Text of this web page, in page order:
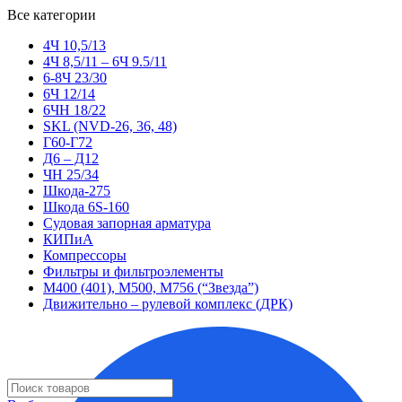
Все категории
4Ч 10,5/13
4Ч 8,5/11 – 6Ч 9.5/11
6-8Ч 23/30
6Ч 12/14
6ЧН 18/22
SKL (NVD-26, 36, 48)
Г60-Г72
Д6 – Д12
ЧН 25/34
Шкода-275
Шкода 6S-160
Судовая запорная арматура
КИПиА
Компрессоры
Фильтры и фильтроэлементы
М400 (401), М500, М756 (“Звезда”)
Движительно – рулевой комплекс (ДРК)